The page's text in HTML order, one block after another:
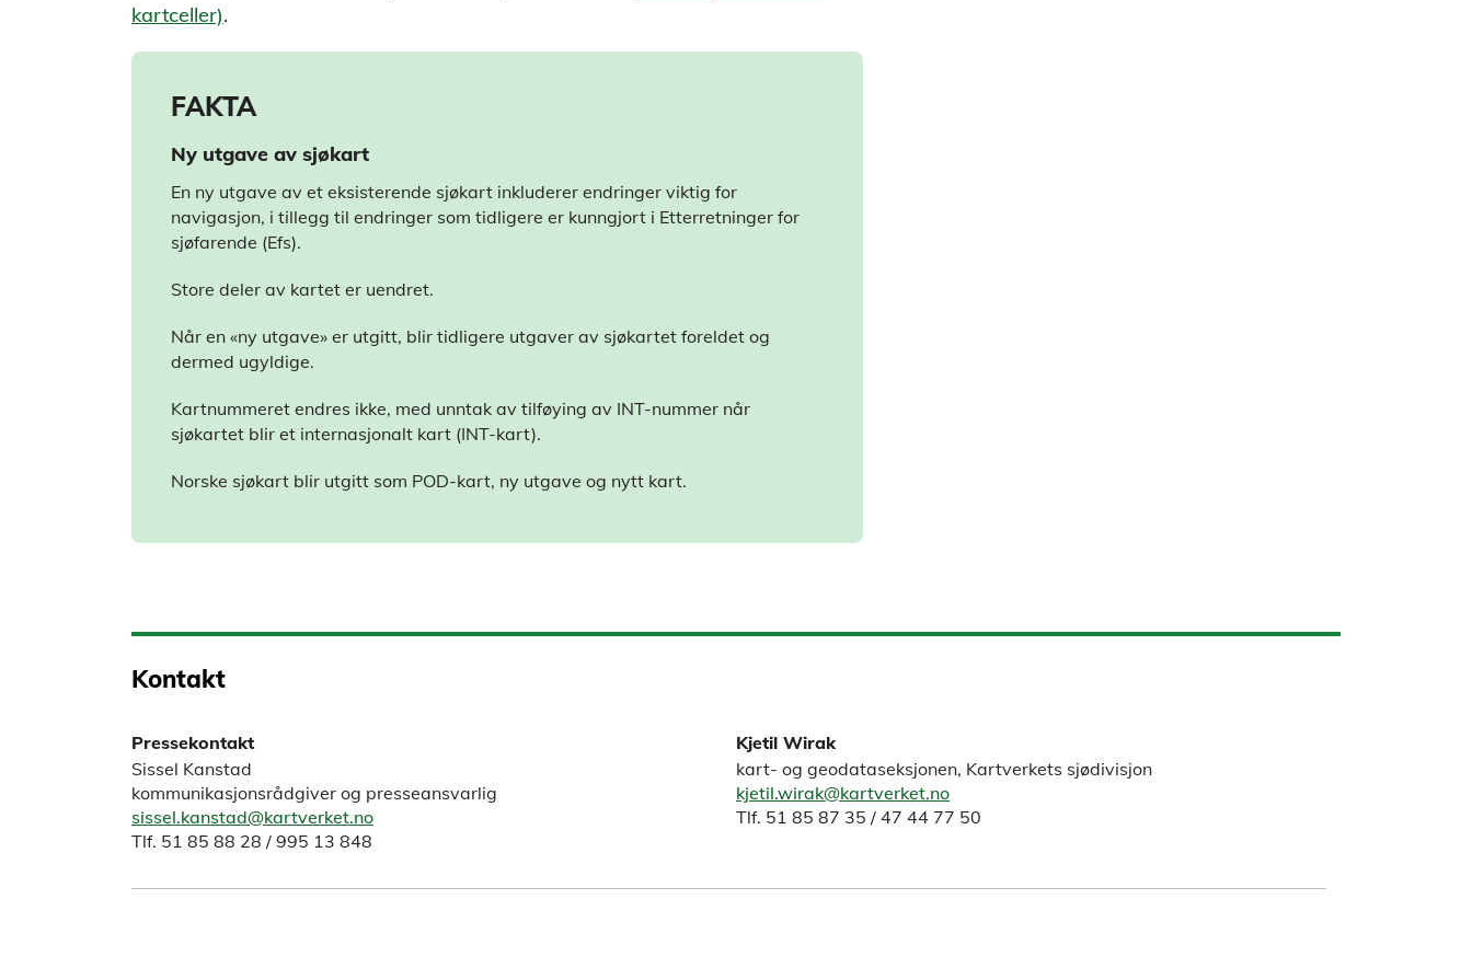
kartceller).
FAKTA
Ny utgave av sjøkart
En ny utgave av et eksisterende sjøkart inkluderer endringer viktig for
navigasjon, i tillegg til endringer som tidligere er kunngjort i Etterretninger for
sjøfarende (Efs).
Store deler av kartet er uendret.
Når en «ny utgave» er utgitt, blir tidligere utgaver av sjøkartet foreldet og
dermed ugyldige.
Kartnummeret endres ikke, med unntak av tilføying av INT-nummer når
sjøkartet blir et internasjonalt kart (INT-kart).
Norske sjøkart blir utgitt som POD-kart, ny utgave og nytt kart.
Kontakt
Pressekontakt
Sissel Kanstad
kommunikasjonsrådgiver og presseansvarlig
sissel.kanstad@kartverket.no
Tlf. 51 85 88 28 / 995 13 848
Kjetil Wirak
kart- og geodataseksjonen, Kartverkets sjødivisjon
kjetil.wirak@kartverket.no
Tlf. 51 85 87 35 / 47 44 77 50